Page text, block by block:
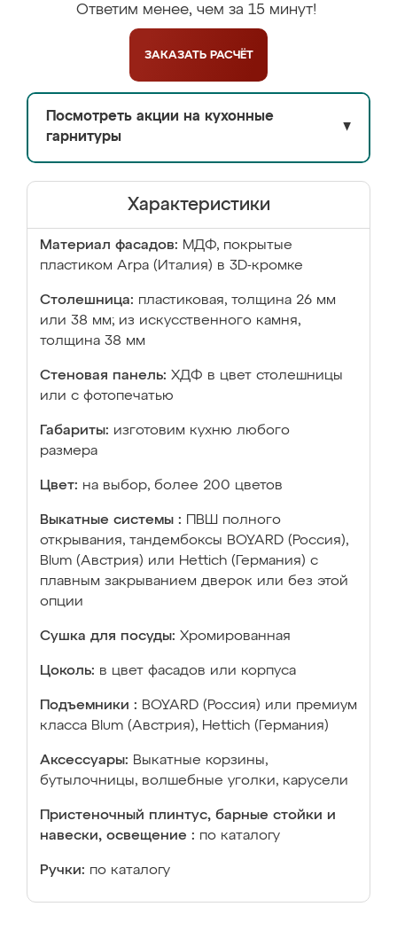
Ответим менее, чем за 15 минут!
ЗАКАЗАТЬ РАСЧЁТ
Посмотреть акции на кухонные
гарнитуры
▼
Характеристики
Материал фасадов: МДФ, покрытые
пластиком Arpa (Италия) в 3D-кромке
Столешница: пластиковая, толщина 26 мм
или 38 мм; из искусственного камня,
толщина 38 мм
Стеновая панель: ХДФ в цвет столешницы
или с фотопечатью
Габариты: изготовим кухню любого
размера
Цвет: на выбор, более 200 цветов
Выкатные системы :
ПВШ полного
открывания, тандембоксы BOYARD (Россия),
Blum (Австрия) или Hettich (Германия) с
плавным закрыванием дверок или без этой
опции
Сушка для посуды: Хромированная
Цоколь: в цвет фасадов или корпуса
Подъемники : BOYARD (Россия) или премиум
класса Blum (Австрия), Hettich (Германия)
Аксессуары: Выкатные корзины,
бутылочницы, волшебные уголки, карусели
Пристеночный плинтус, барные стойки и
навески, освещение : по каталогу
Ручки: по каталогу